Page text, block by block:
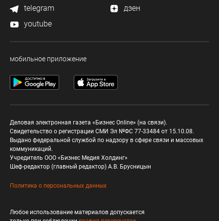
telegram
дзен
youtube
мобильное приложение
Деловая электронная газета «Бизнес Online» (на связи).
Свидетельство о регистрации СМИ Эл №ФС 77-33484 от 15.10.08.
Выдано федеральной службой по надзору в сфере связи и массовых
коммуникаций.
Учредитель ООО «Бизнес Медия Холдинг»
Шеф-редактор (главный редактор) А.В. Брусницын
Политика о персональных данных
Любое использование материалов допускается